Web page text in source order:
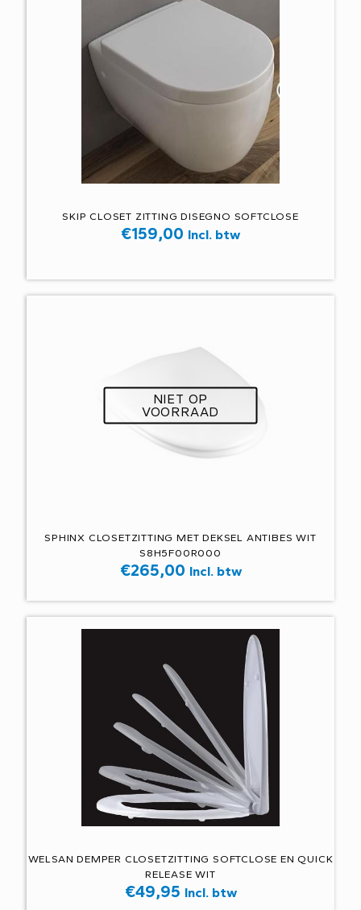
SKIP CLOSET ZITTING DISEGNO SOFTCLOSE
€159,00 Incl. btw
NIET OP
VOORRAAD
SPHINX CLOSETZITTING MET DEKSEL ANTIBES WIT
S8H5F00R000
€265,00 Incl. btw
WELSAN DEMPER CLOSETZITTING SOFTCLOSE EN QUICK
RELEASE WIT
€49,95 Incl. btw